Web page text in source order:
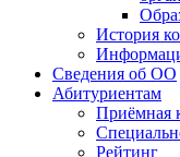
История
Сведения об ОО
Абитуриентам
Приёмная
Рейтинг